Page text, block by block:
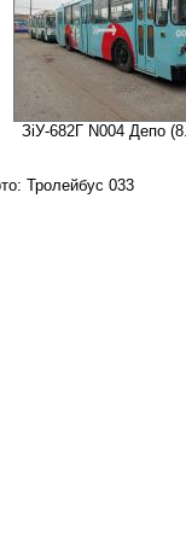
ЗіУ-682Г N004 Депо
Тролейбус 033